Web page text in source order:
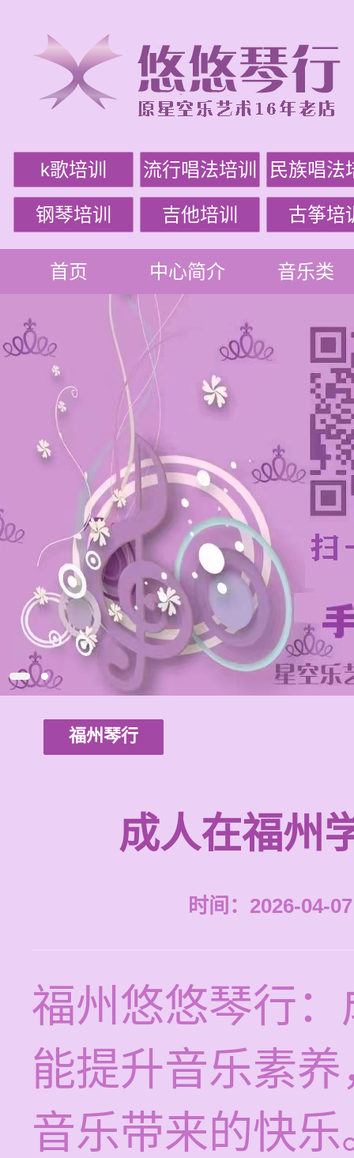
k歌培训 流行唱法培训 民族唱法
钢琴培训 吉他培训 古筝培
首页 中心简介 音乐类
福州琴行
成人在福州
时间：2026-04-
福州悠悠琴行
能提升音乐素
音乐带来的快乐